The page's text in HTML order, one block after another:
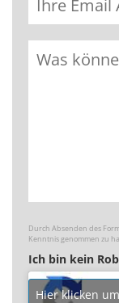
Durch Absenden des
Kenntnis genommen zu
Ich bin kein
Hier klicken